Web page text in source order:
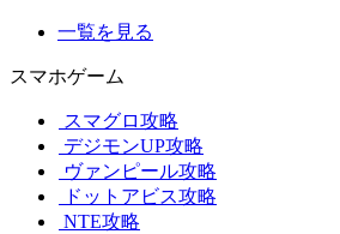
一覧を見る
スマホゲーム
スマグロ攻略
デジモンUP攻略
ヴァンピール攻略
ドットアビス攻略
NTE攻略